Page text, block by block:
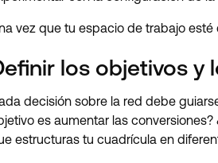
vez que tu espacio de trabajo
los objetivos y
decisión sobre la red debe
es aumentar las
estructuras tu cuadrícula en